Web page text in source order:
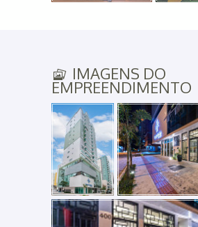
IMAGENS DO
EMPREENDIMENTO